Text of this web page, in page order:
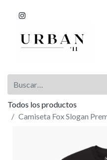
Todos los productos
Camiseta Fox Slogan